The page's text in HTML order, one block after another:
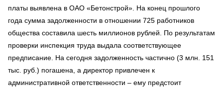
платы выявлена в ОАО «Бетонстрой». На конец прошлого
года сумма задолженности в отношении 725 работников
общества составила шесть миллионов рублей. По результатам
проверки инспекция труда выдала соответствующее
предписание. На сегодня задолженность частично (3 млн. 151
тыс. руб.) погашена, а директор привлечен к
административной ответственности – ему предстоит